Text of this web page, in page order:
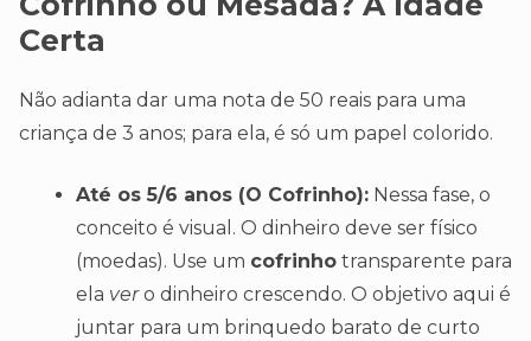
Certa
Não adianta dar uma nota de 50 reais para uma
criança de 3 anos; para ela, é só um papel colorido.
Até os 5/6 anos (O Cofrinho): Nessa fase, o
conceito é visual. O dinheiro deve ser físico
(moedas). Use um cofrinho transparente para
ela vero dinheiro crescendo. O objetivo aqui é
juntar para um brinquedo barato de curto